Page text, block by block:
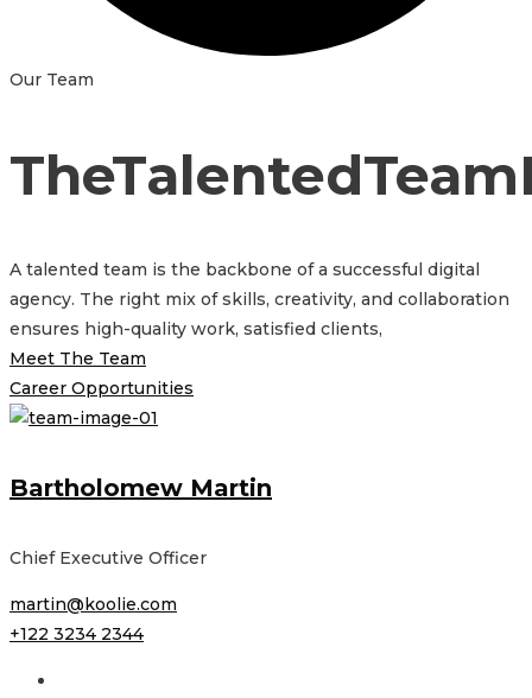
Our Team
TheTalentedTeam
A talented team is the backbone of a successful digital
agency. The right mix of skills, creativity, and collaboration
ensures high-quality work, satisfied clients,
Meet The Team
Career Opportunities
Bartholomew Martin
Chief Executive Officer
martin@koolie.com
+122 3234 2344